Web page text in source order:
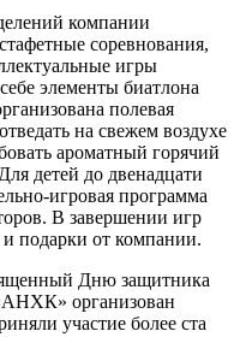
компании
соревнования,
игры
элементы биатлона
полевая
на свежем воздухе
ароматный горячий
детей до двенадцати
игровая программа
В завершении игр
подарки от компании.
Дню защитника
организован
участие более ста